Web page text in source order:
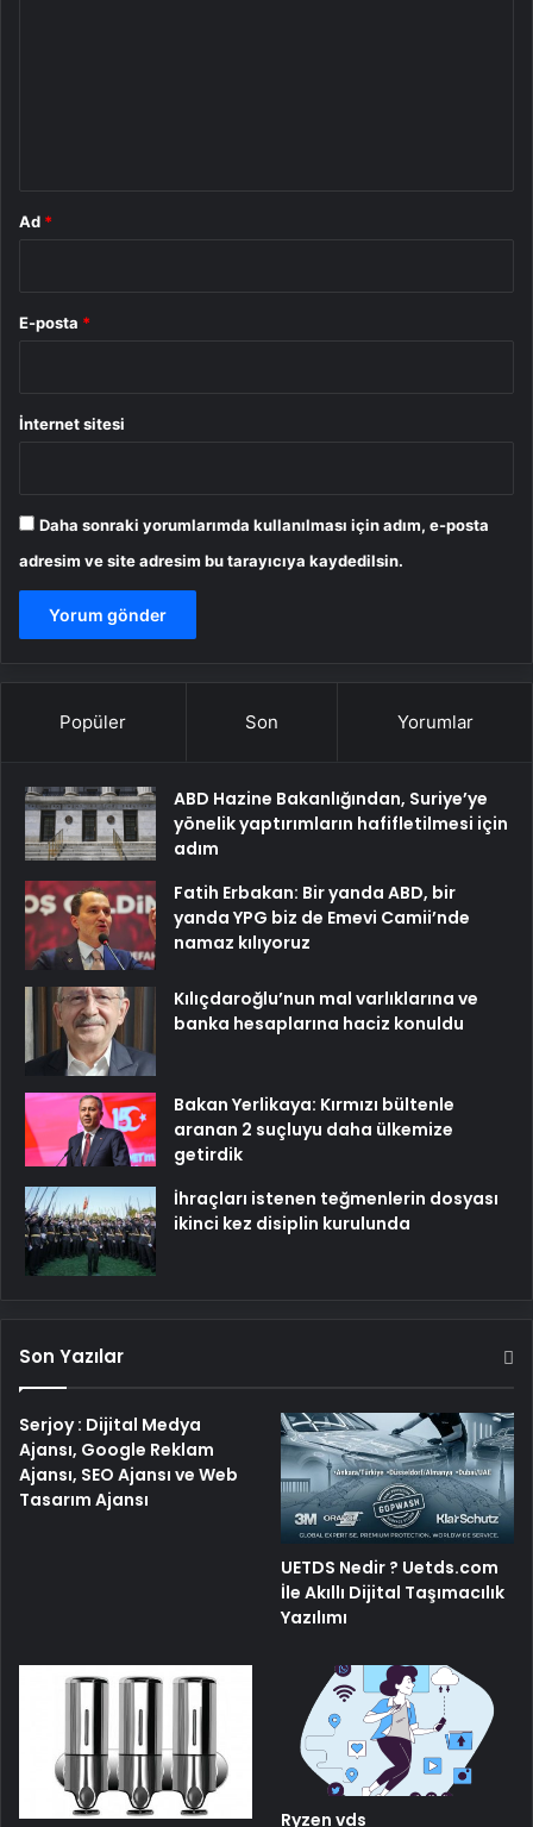
Ad *
E-posta *
İnternet sitesi
Daha sonraki yorumlarımda kullanılması için adım, e-posta
adresim ve site adresim bu tarayıcıya kaydedilsin.
Popüler Son Yorumlar
ABD Hazine Bakanlığından, Suriye’ye
yönelik yaptırımların hafifletilmesi için
adım
Fatih Erbakan: Bir yanda ABD, bir
yanda YPG biz de Emevi Camii’nde
namaz kılıyoruz
Kılıçdaroğlu’nun mal varlıklarına ve
banka hesaplarına haciz konuldu
Bakan Yerlikaya: Kırmızı bültenle
aranan 2 suçluyu daha ülkemize
getirdik
İhraçları istenen teğmenlerin dosyası
ikinci kez disiplin kurulunda
Son Yazılar
Serjoy : Dijital Medya
Ajansı, Google Reklam
Ajansı, SEO Ajansı ve Web
Tasarım Ajansı
UETDS Nedir ? Uetds.com
İle Akıllı Dijital Taşımacılık
Yazılımı
Ryzen vds